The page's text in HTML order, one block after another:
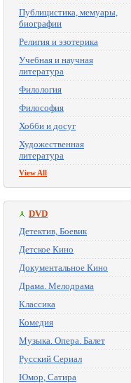
Публицистика, мемуары,
биографии
Религия и эзотерика
Учебная и научная
литература
Филология
Философия
Хобби и досуг
Художественная
литература
View All
DVD
Детектив, Боевик
Детское Кино
Документальное Кино
Драма. Мелодрама
Классика
Комедия
Музыка. Опера. Балет
Русский Сериал
Юмор, Сатира